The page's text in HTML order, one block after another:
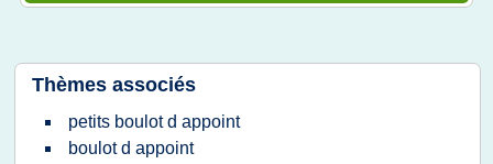
Thèmes associés
petits boulot d appoint
boulot d appoint